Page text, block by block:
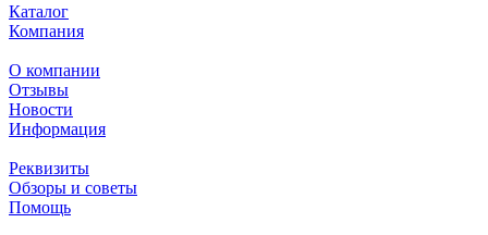
Каталог
Компания
О компании
Отзывы
Новости
Информация
Реквизиты
Обзоры и советы
Помощь